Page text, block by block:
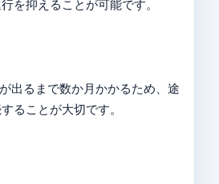
を抑えることが可能です。
出るまで数か月かかるため、途
ることが大切です。